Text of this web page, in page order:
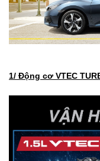
1/ Động cơ VTEC